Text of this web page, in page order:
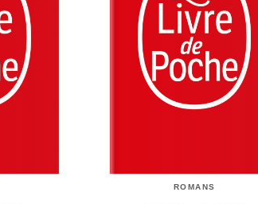
ROMANS